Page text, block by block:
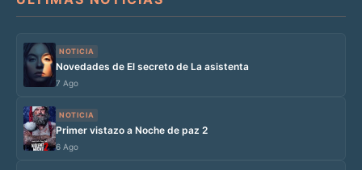
NOTICIA
Novedades de El secreto de La asistenta
7 Ago
NOTICIA
Primer vistazo a Noche de paz 2
6 Ago